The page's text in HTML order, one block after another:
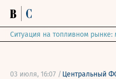
Ситуация на топливном
03 июля, 16:07 / Центральный